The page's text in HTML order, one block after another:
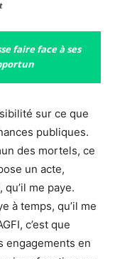
faire face à ses
sur ce que
publiques.
des mortels, ce
un acte,
qu’il me paye.
à temps, qu’il me
c’est que
engagements en